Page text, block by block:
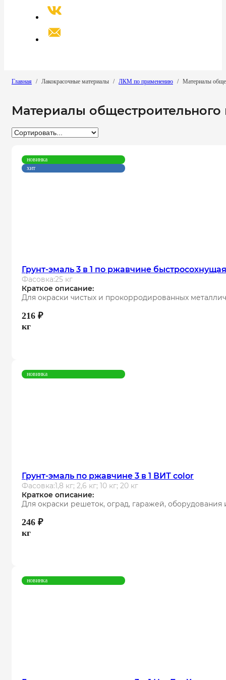
Главная / Лакокрасочные материалы / ЛКМ по применению / Материалы
Материалы общестроительного
новинка
хит
Грунт-эмаль 3 в 1 по ржавчине
Фасовка:25 кг
Краткое описание:
Для окраски чистых и прокорродированных
216 ₽
кг
новинка
Грунт-эмаль по ржавчине 3 в 1 ВИТ color
Фасовка:1,8 кг; 2,6 кг; 10 кг; 20 кг
Краткое описание:
Для окраски решеток, оград, гаражей, оборудования
246 ₽
кг
новинка